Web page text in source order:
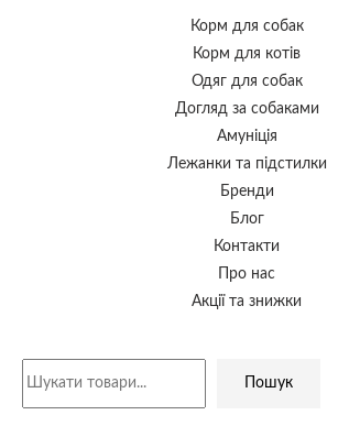
Корм для собак
Корм для котів
Одяг для собак
Догляд за собаками
Амуніція
Лежанки та підстилки
Бренди
Блог
Контакти
Про нас
Акції та знижки
Пошук